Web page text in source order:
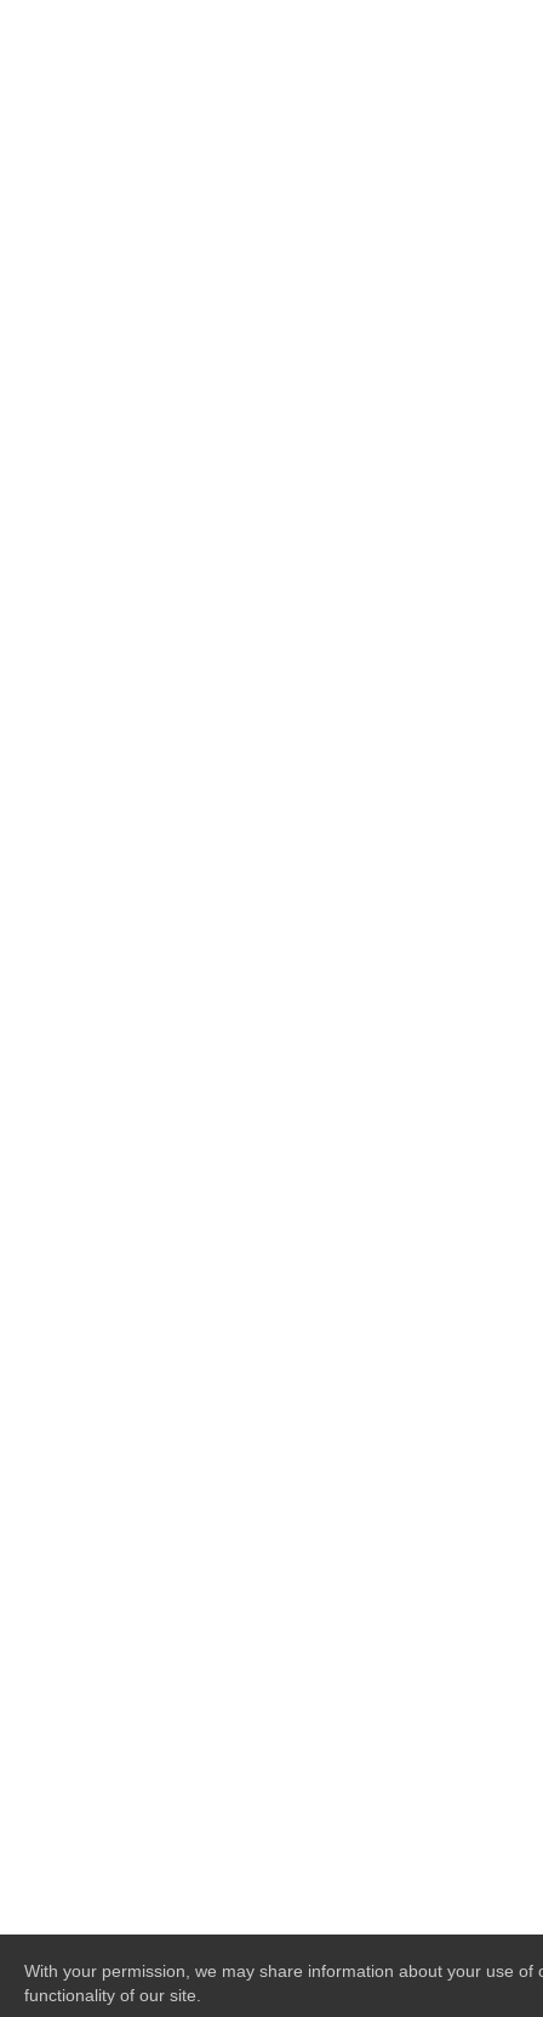
With your permission, we may share information about your use of
functionality of our site.